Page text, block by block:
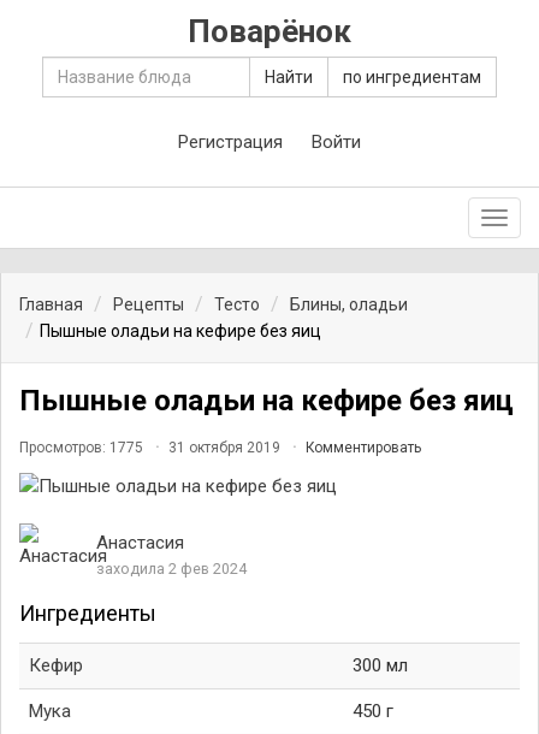
Поварёнок
Найти по ингредиентам
Регистрация Войти
Главная Рецепты Тесто
Блины, оладьи
Пышные оладьи на кефире без яиц
Пышные оладьи на кефире без яиц
Просмотров: 1775 31 октября 2019 Комментировать
Анастасия
заходила 2 фев 2024
Ингредиенты
Кефир 300 мл
Мука 450 г